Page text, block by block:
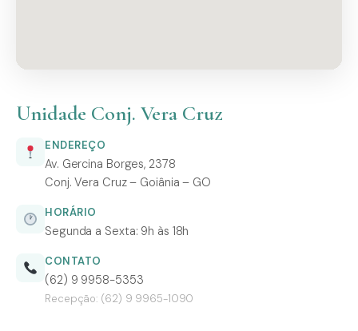
Unidade Conj. Vera Cruz
ENDEREÇO
Av. Gercina Borges, 2378
Conj. Vera Cruz – Goiânia – GO
HORÁRIO
Segunda a Sexta: 9h às 18h
CONTATO
(62) 9 9958-5353
Recepção: (62) 9 9965-1090